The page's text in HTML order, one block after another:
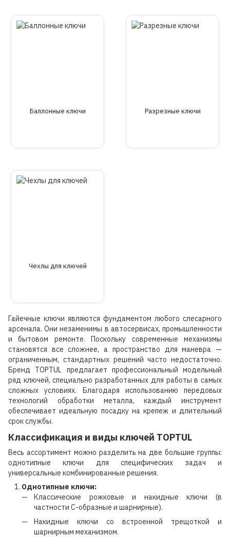
Гайечные ключи являются фундаментом любого слесарного
арсенала. Они незаменимы в автосервисах, промышленности
и бытовом ремонте. Поскольку современные механизмы
становятся все сложнее, а пространство для маневра —
ограниченным, стандартных решений часто недостаточно.
Бренд TOPTUL предлагает профессиональный модельный
ряд ключей, специально разработанных для работы в самых
сложных условиях. Благодаря использованию передовых
технологий обработки металла, каждый инструмент
обеспечивает идеальную посадку на крепеж и длительный
срок службы.
Классификация и виды ключей TOPTUL
Весь ассортимент можно разделить на две большие группы:
однотипные ключи для специфических задач и
универсальные комбинированные решения.
Однотипные ключи:
Классические рожковые и накидные ключи (в
частности С-образные и шарнирные).
Накидные ключи со встроенной трещоткой и
шарнирным механизмом.
Баллонные ключи Разрезные ключи
Чехлы для ключей